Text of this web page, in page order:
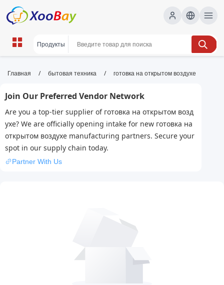
готовка на открытом воздухе |
готовка на улице,кемпинг еда,барбекю
советы, wholesale готовка на открытом
воздухе, XOOBAY
Планируйте меню, используйте безопасные методики,
готовьте на костре, экономьте топливо, поддерживайте
чистоту, безопасность и вкус блюд для семьи и друзей.
Главная / бытовая техника / готовка на открытом воздухе
Join Our Preferred Vendor Network
Are you a top-tier supplier of готовка на открытом возд
ухе? We are officially opening intake for new готовка на
открытом воздухе manufacturing partners. Secure your
spot in our supply chain today.
Partner With Us